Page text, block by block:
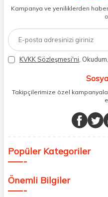
müşteri temsilcilerimiz aracılığı
2017 yılından bugüne,
doğrudan markalardan ya da
distribütörlerinden faturalı
aynı şekilde faturalı ve orijinal
Paketleme sürecinde geri
atık oranımızı en aza indiriyor
Kampanya ve yeniliklerden
KVKK Sözleşmesi'ni ,
Takipçilerimize özel
Popüler Kategoriler
Önemli Bilgiler